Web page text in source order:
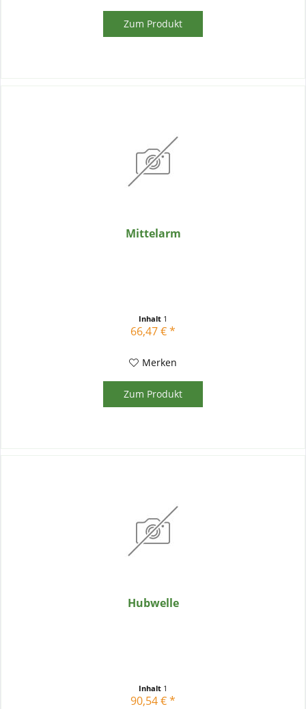
Zum Produkt
Mittelarm
Inhalt 1
66,47 € *
Merken
Zum Produkt
Hubwelle
Inhalt 1
90,54 € *